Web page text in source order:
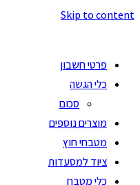
Skip to content
פרטי חשבון
כלי הגשה
סכום
מוצרים נוספים
מטבחי חוץ
ציוד למסעדות
כלי מטבח